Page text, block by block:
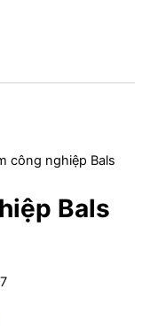
công nghiệp Bals
Bals